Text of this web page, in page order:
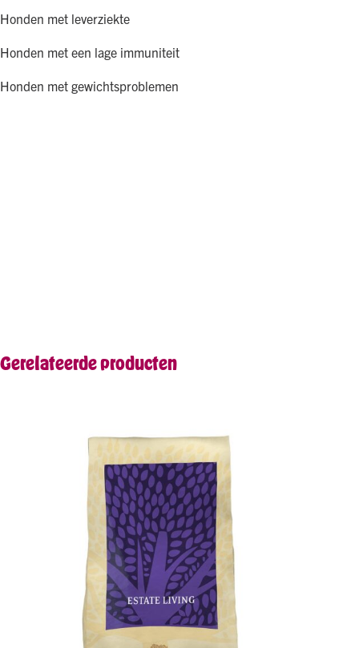
Honden met leverziekte
Honden met een lage immuniteit
Honden met gewichtsproblemen
Gerelateerde producten